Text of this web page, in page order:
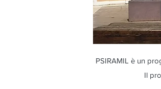
PSIRAMIL è un
Il